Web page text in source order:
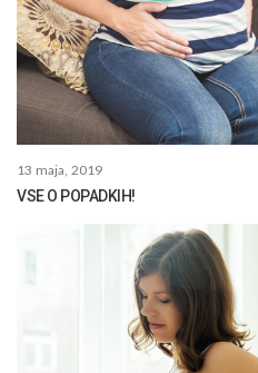
13 maja, 2019
VSE O POPADKIH!